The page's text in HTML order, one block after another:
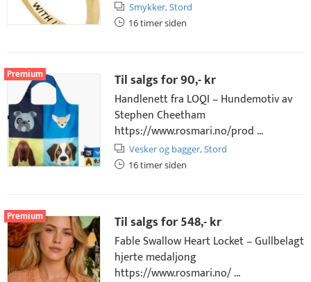
Smykker,Stord
16 timer siden
Premium Til salgs for90,- kr
Handlenett fra LOQI – Hundemotiv av
Stephen Cheetham
https://www.rosmari.no/prod ...
Vesker og bagger,Stord
16 timer siden
Premium Til salgs for548,- kr
Fable Swallow Heart Locket – Gullbelagt
hjerte medaljong
https://www.rosmari.no/ ...